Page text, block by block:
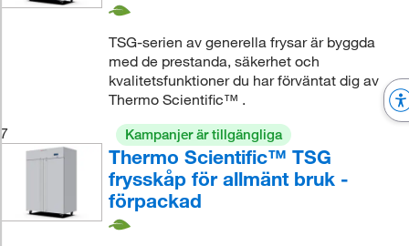
TSG-serien av generella frysar är byggda
med de prestanda, säkerhet och
kvalitetsfunktioner du har förväntat dig av
Thermo Scientific™ .
7
Kampanjer är tillgängliga
Thermo Scientific™ TSG
frysskåp för allmänt bruk -
förpackad